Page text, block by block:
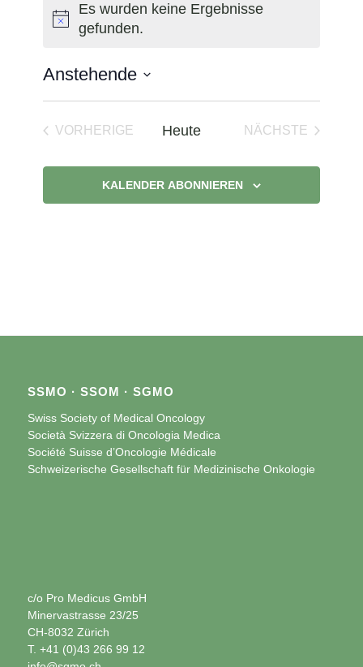
Hinweis
Es wurden keine Ergebnisse
gefunden.
Anstehende
VORHERIGE
Heute
NÄCHSTE
KALENDER ABONNIEREN
SSMO · SSOM · SGMO
Swiss Society of Medical Oncology
Società Svizzera di Oncologia Medica
Société Suisse d’Oncologie Médicale
Schweizerische Gesellschaft für Medizinische Onkologie
c/o Pro Medicus GmbH
Minervastrasse 23/25
CH-8032 Zürich
T. +41 (0)43 266 99 12